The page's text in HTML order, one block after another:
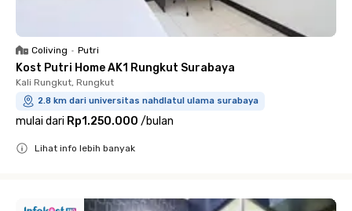
Coliving • Putri
Kost Putri Home AK1 Rungkut Surabaya
Kali Rungkut, Rungkut
2.8 km dari universitas nahdlatul ulama surabaya
mulai dari Rp1.250.000 /bulan
Lihat info lebih banyak